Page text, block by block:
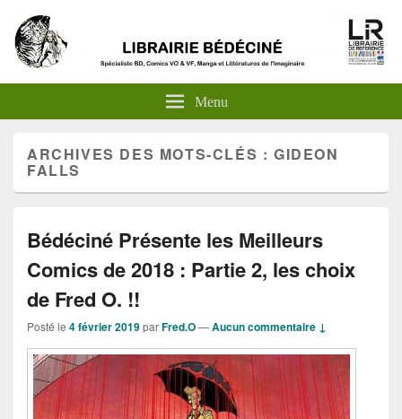
Menu
ARCHIVES DES MOTS-CLÉS :GIDEON
FALLS
Bédéciné Présente les Meilleurs
Comics de 2018 : Partie 2, les choix
de Fred O. !!
Posté le 4 février 2019parFred.O—Aucun commentaire ↓